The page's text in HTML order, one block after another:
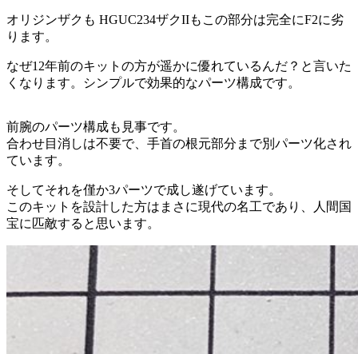
オリジンザクも HGUC234ザクIIもこの部分は完全にF2に劣
ります。
なぜ12年前のキットの方が遥かに優れているんだ？と言いた
くなります。シンプルで効果的なパーツ構成です。
前腕のパーツ構成も見事です。
合わせ目消しは不要で、手首の根元部分まで別パーツ化され
ています。
そしてそれを僅か3パーツで成し遂げています。
このキットを設計した方はまさに現代の名工であり、人間国
宝に匹敵すると思います。